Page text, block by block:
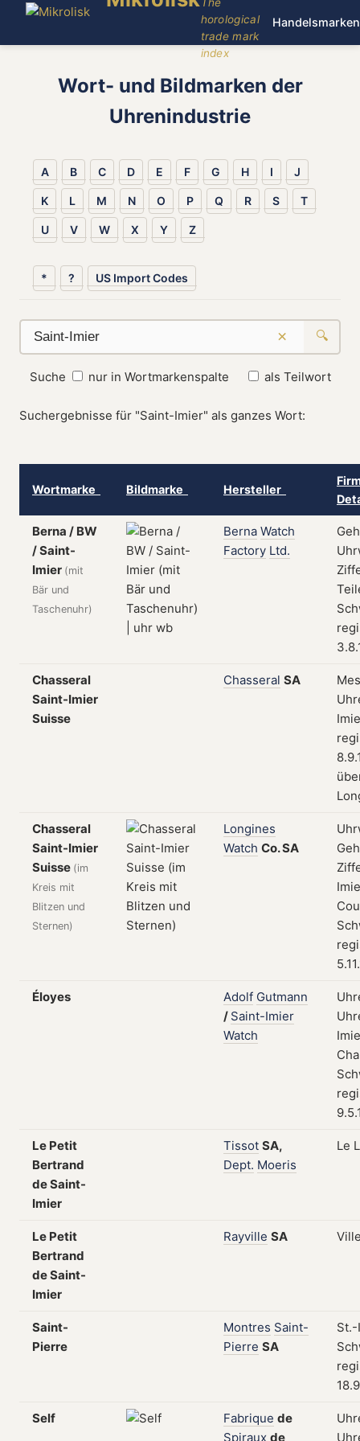
horological
trade mark
index
Handelsmarken
Wort- und Bildmarken der
Uhrenindustrie
A B C D E F G H I J
K L M N O P Q R S T
U V W X Y Z
* ? US Import Codes
× 🔍
Suche nur in Wortmarkenspalte als Teilwort
Suchergebnisse für "Saint-Imier" als ganzes Wort:
Wortmarke Bildmarke Hersteller
Berna / BW
/ Saint-
Imier (mit
Bär und
Taschenuhr)
Berna Watch
Factory Ltd.
Chasseral
Saint-Imier
Suisse
Chasseral SA
Chasseral
Saint-Imier
Suisse (im
Kreis mit
Blitzen und
Sternen)
Longines
Watch Co.SA
Éloyes Adolf Gutmann
/ Saint-Imier
Watch
Le Petit
Bertrand
de Saint-
Imier
Tissot SA,
Dept. Moeris
Le
Le Petit
Bertrand
de Saint-
Imier
Rayville SA
Saint-
Pierre
Montres Saint-
Pierre SA
St.-
Self Fabrique de
Spiraux de